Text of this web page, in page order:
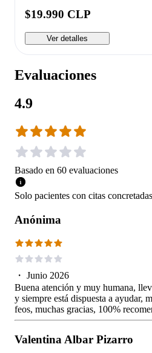
$19.990 CLP
Ver detalles
Evaluaciones
4.9
Basado en 60 evaluaciones
Solo pacientes con citas
Anónima
・ Junio 2026
Buena atención y muy humana,
y siempre está dispuesta a ayudar,
feos, muchas gracias, 100%
Valentina Albar Pizarro